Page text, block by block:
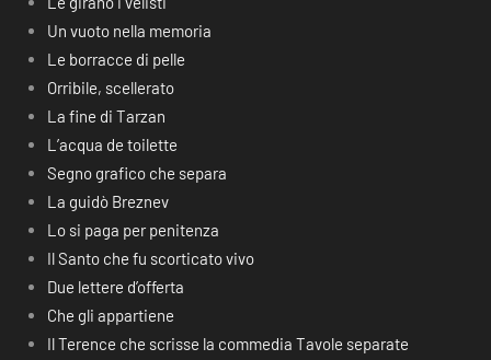
Un vuoto nella memoria
Le borracce di pelle
Orribile, scellerato
La fine di Tarzan
L’acqua de toilette
Segno grafico che separa
La guidò Breznev
Lo si paga per penitenza
Il Santo che fu scorticato vivo
Due lettere d’offerta
Che gli appartiene
Il Terence che scrisse la commedia Tavole separate